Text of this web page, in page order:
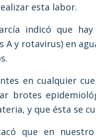
esta labor.
indicó que
y rotavirus) en
en cualquier
brotes
y que ésta se
que en